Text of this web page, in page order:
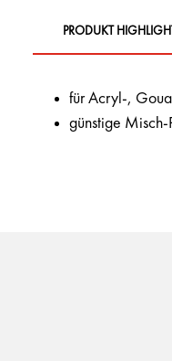
PRODUKT
für Acryl-,
günstige